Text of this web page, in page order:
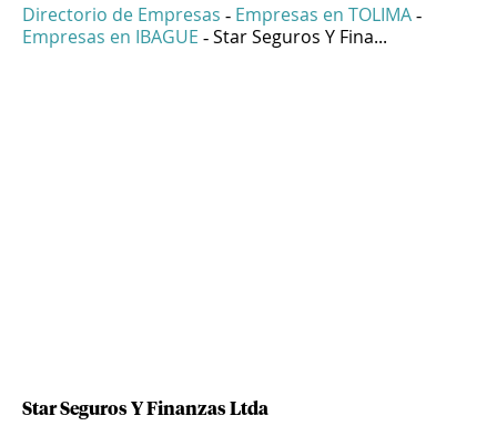
Directorio de Empresas - Empresas en TOLIMA -
Empresas en IBAGUE - Star Seguros Y Fina...
Star Seguros Y Finanzas Ltda